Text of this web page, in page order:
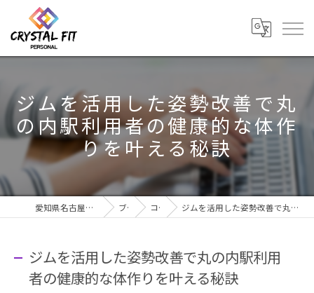
ジムを活用した姿勢改善で丸
の内駅利用者の健康的な体作
りを叶える秘訣
愛知県名古屋市のジムならCRYSTAL Fit ブログ コラム ジムを活用した姿勢改善で丸の内駅利用者の健康的な体作りを叶える秘訣
ジムを活用した姿勢改善で丸の内駅利用
者の健康的な体作りを叶える秘訣